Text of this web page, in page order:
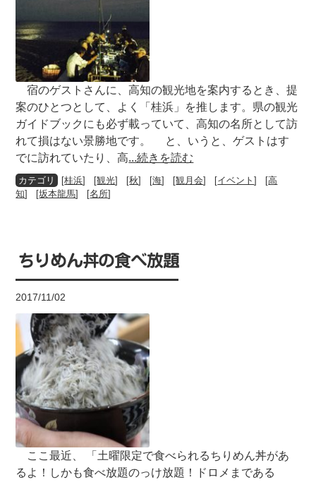
宿のゲストさんに、高知の観光地を案内するとき、提
案のひとつとして、よく「桂浜」を推します。県の観光
ガイドブックにも必ず載っていて、高知の名所として訪
れて損はない景勝地です。 と、いうと、ゲストはす
でに訪れていたり、高...続きを読む
[桂浜] [観光] [秋] [海] [観月会] [イベント] [高
知] [坂本龍馬] [名所]
ちりめん丼の食べ放題
2017/11/02
ここ最近、 「土曜限定で食べられるちりめん丼があ
るよ！しかも食べ放題のっけ放題！ドロメまである